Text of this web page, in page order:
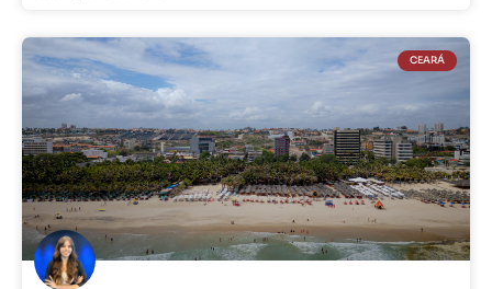
CEARÁ